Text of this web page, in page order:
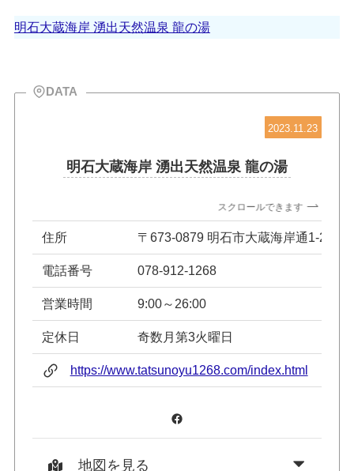
明石大蔵海岸 湧出天然温泉 龍の湯
DATA
2023.11.23
明石大蔵海岸 湧出天然温泉 龍の湯
スクロールできます
住所 〒673-0879 明石市大蔵海岸通1-2-2
電話番号 078-912-1268
営業時間 9:00～26:00
定休日 奇数月第3火曜日
https://www.tatsunoyu1268.com/index.html
Facebook
地図を見る